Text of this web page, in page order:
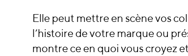
Elle peut mettre en scène vos
l’histoire de votre marque ou
montre ce en quoi vous croyez